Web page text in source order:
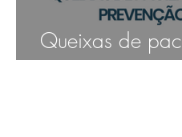
Queixas de
prevenção